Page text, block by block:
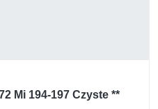
Mi 194-197 Czyste **